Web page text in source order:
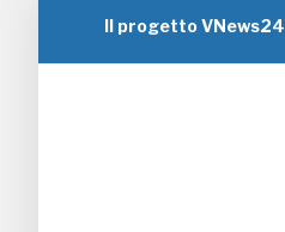
Il progetto VNews24